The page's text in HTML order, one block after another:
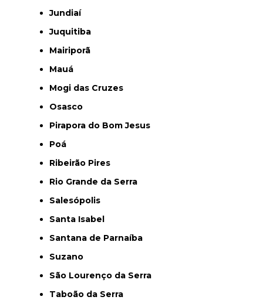
Jundiaí
Juquitiba
Mairiporã
Mauá
Mogi das Cruzes
Osasco
Pirapora do Bom Jesus
Poá
Ribeirão Pires
Rio Grande da Serra
Salesópolis
Santa Isabel
Santana de Parnaíba
Suzano
São Lourenço da Serra
Taboão da Serra